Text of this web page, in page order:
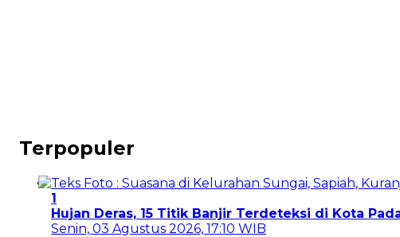
Terpopuler
1
Hujan Deras, 15 Titik Banjir Terdeteksi di Kota
Senin, 03 Agustus 2026, 17:10 WIB